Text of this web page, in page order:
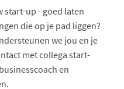
start-up - goed laten
die op je pad liggen?
we jou en je
met collega start-
en